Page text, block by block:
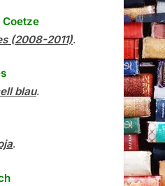
Coetze
(2008-2011).
blau.
.